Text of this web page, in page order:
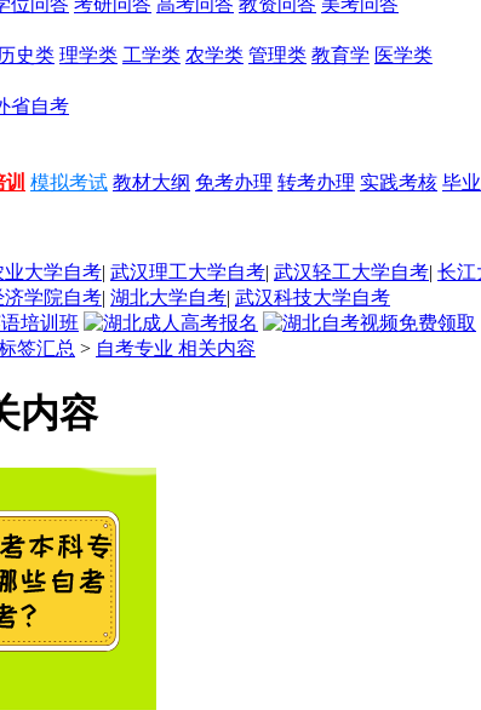
位问答 考研问答 高考问答 教资问答 美考问答
历史类 理学类 工学类 农学类 管理类 教育学 医学类
省自考
模拟考试 教材大纲 免考办理 转考办理 实践考核 毕
业大学自考| 武汉理工大学自考| 武汉轻工大学自考| 长江
济学院自考| 湖北大学自考| 武汉科技大学自考
签汇总 > 自考专业 相关内容
内容